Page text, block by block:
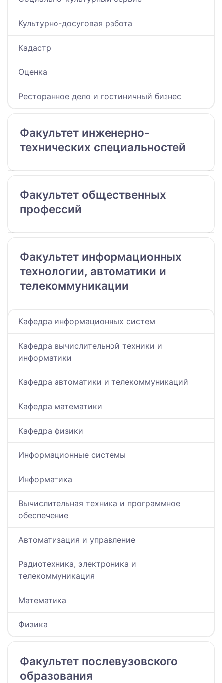
Культурно-досуговая работа
Кадастр
Оценка
Ресторанное дело и гостиничный бизнес
Факультет инженерно-
технических специальностей
Факультет общественных
профессий
Факультет информационных
технологии, автоматики и
телекоммуникации
Кафедра информационных систем
Кафедра вычислительной техники и
информатики
Кафедра автоматики и телекоммуникаций
Кафедра математики
Кафедра физики
Информационные системы
Информатика
Вычислительная техника и программное
обеспечение
Автоматизация и управление
Радиотехника, электроника и
телекоммуникация
Математика
Физика
Факультет послевузовского
образования